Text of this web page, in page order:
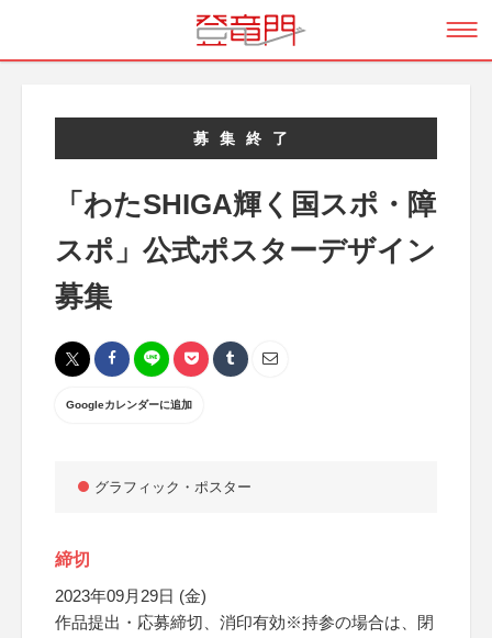
募集終了
「わたSHIGA輝く国スポ・障
スポ」公式ポスターデザイン
募集
Googleカレンダーに追加
グラフィック・ポスター
締切
2023年09月29日 (金)
作品提出・応募締切、消印有効※持参の場合は、閉